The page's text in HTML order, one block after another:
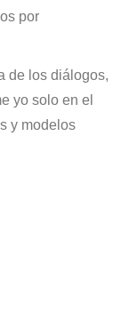
por
de los diálogos,
yo solo en el
y modelos